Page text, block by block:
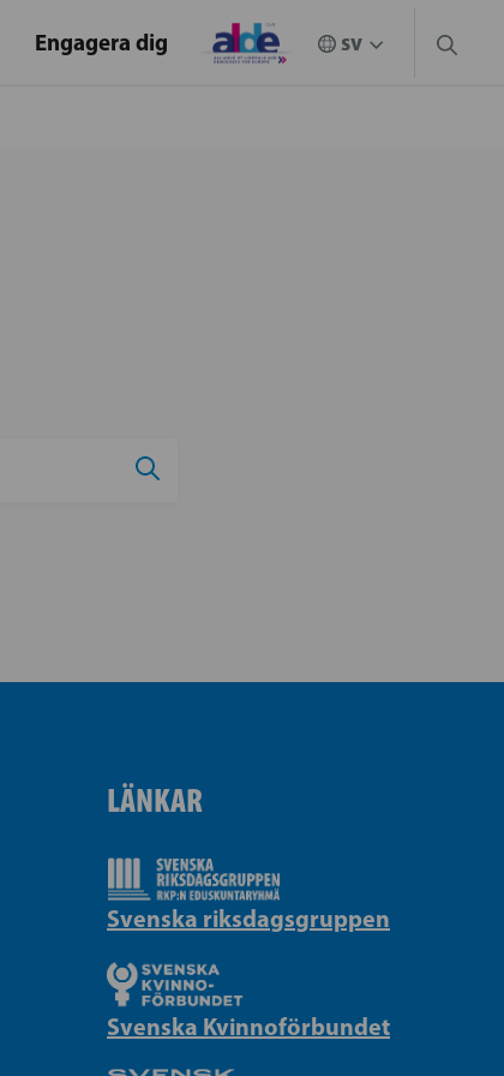
Engagera dig
LÄNKAR
Svenska riksdagsgruppen
Svenska Kvinnoförbundet